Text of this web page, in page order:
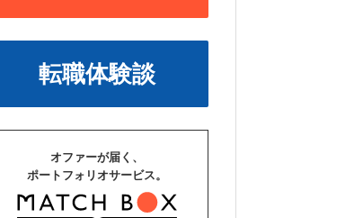
転職体験談
オファーが届く、
ポートフォリオサービス。